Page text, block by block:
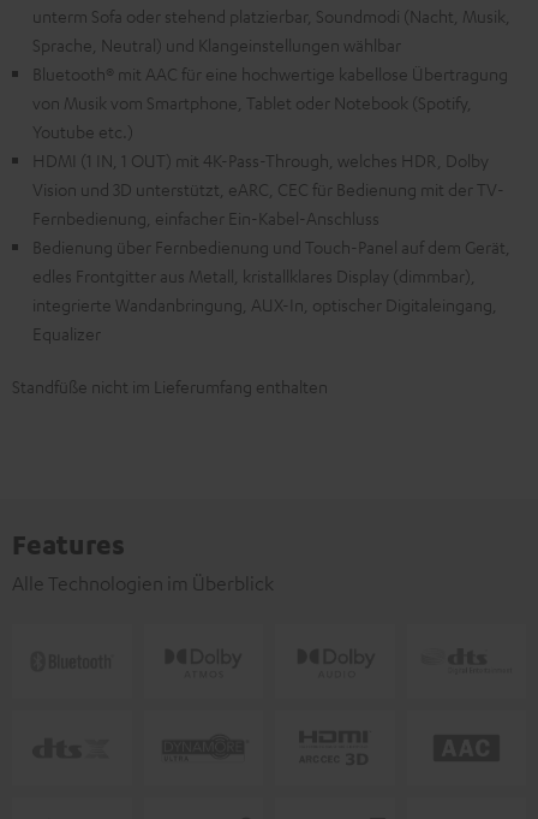
unterm Sofa oder stehend platzierbar, Soundmodi (Nacht, Musik,
Sprache, Neutral) und Klangeinstellungen wählbar
Bluetooth® mit AAC für eine hochwertige kabellose Übertragung
von Musik vom Smartphone, Tablet oder Notebook (Spotify,
Youtube etc.)
HDMI (1 IN, 1 OUT) mit 4K-Pass-Through, welches HDR, Dolby
Vision und 3D unterstützt, eARC, CEC für Bedienung mit der TV-
Fernbedienung, einfacher Ein-Kabel-Anschluss
Bedienung über Fernbedienung und Touch-Panel auf dem Gerät,
edles Frontgitter aus Metall, kristallklares Display (dimmbar),
integrierte Wandanbringung, AUX-In, optischer Digitaleingang,
Equalizer
Standfüße nicht im Lieferumfang enthalten
Features
Alle Technologien im Überblick